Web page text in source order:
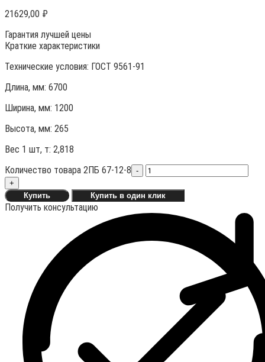
21629,00 ₽
Гарантия лучшей цены
Краткие характеристики
Технические условия: ГОСТ 9561-91
Длина, мм: 6700
Ширина, мм: 1200
Высота, мм: 265
Вес 1 шт, т: 2,818
Количество товара 2ПБ 67-12-8 -
+
Купить
Купить в один клик
Получить консультацию